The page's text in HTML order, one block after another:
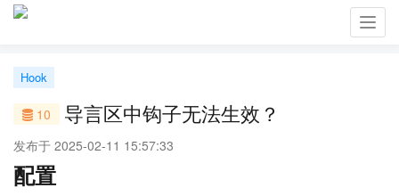
Hook
10 导言区中钩子无法生效？
发布于 2025-02-11 15:57:33
配置